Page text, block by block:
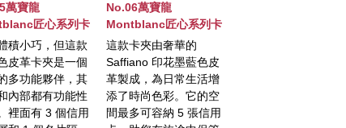
No.06萬寶龍
Montblanc匠心系列卡
夾，5卡式
這款卡夾由奢華的
Saffiano 印花墨藍色皮
革製成，為日常生活增
添了時尚色彩。它的空
間最多可容納 5 張信用
No.07萬寶龍
Montblanc大師傑作長
型15卡式皮夾
萬寶龍大師傑作（大
班）系列長型皮夾以全
新深墨藍色亮面皮革製
作。全新純幾何內部設
計增強了功能性，具有